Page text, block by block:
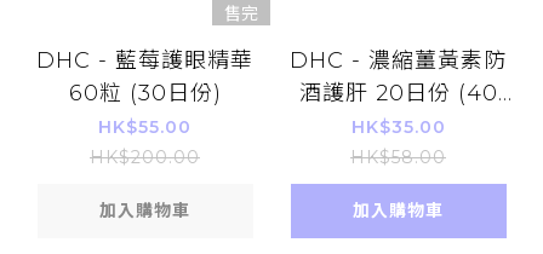
售完
DHC - 藍莓護眼精華
60粒 (30日份)
HK$55.00
HK$200.00
加入購物車
DHC - 濃縮薑黃素防
酒護肝 20日份 (40
粒）
HK$35.00
HK$58.00
加入購物車